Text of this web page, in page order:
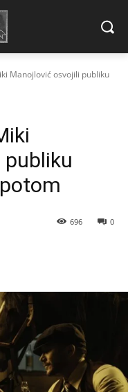
Manojlović osvojili publiku
0
696